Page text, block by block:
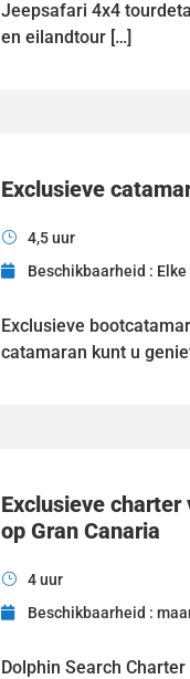
Jeepsafari 4x4
en eilandtour […]
Exclusieve
4,5 uur
Beschikbaarheid :
Exclusieve
catamaran kunt u
Exclusieve
op Gran Canaria
4 uur
Beschikbaarheid :
Dolphin Search